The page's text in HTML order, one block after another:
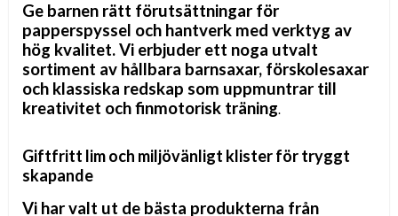
Ge barnen rätt förutsättningar för
papperspyssel och hantverk med verktyg av
hög kvalitet. Vi erbjuder ett noga utvalt
sortiment av hållbara barnsaxar, förskolesaxar
och klassiska redskap som uppmuntrar till
kreativitet och finmotorisk träning.
Giftfritt lim och miljövänligt klister för tryggt
skapande
Vi har valt ut de bästa produkterna från